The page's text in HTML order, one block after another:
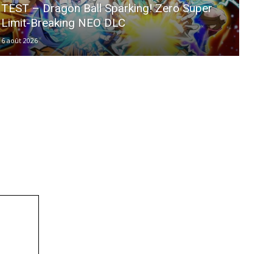
TEST – Dragon Ball Sparking! Zero Super
Limit-Breaking NEO DLC
6 août 2026